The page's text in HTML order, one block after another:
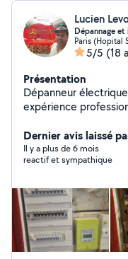
Lucien
Dépannage
Paris (Hopital
5/5 (18
Présentation
Dépanneur électrique 24 années
expérience
luminaires prise de
sur les prises de
Remplacement de
de contacteur
Création de vmc wc et
décennale Anglais lu écrit parlé Payment carte bleue ou
espèce
Dernier avis laissé
Il y a plus de 6 mois
reactif et sympathique